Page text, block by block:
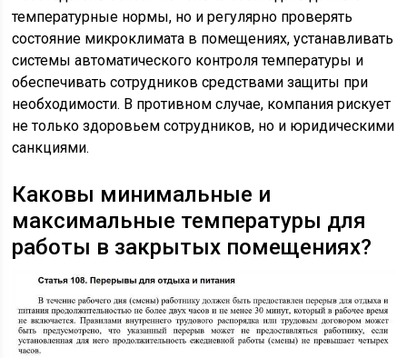
температурные нормы, но и регулярно проверять
состояние микроклимата в помещениях, устанавливать
системы автоматического контроля температуры и
обеспечивать сотрудников средствами защиты при
необходимости. В противном случае, компания рискует
не только здоровьем сотрудников, но и юридическими
санкциями.
Каковы минимальные и
максимальные температуры для
работы в закрытых помещениях?